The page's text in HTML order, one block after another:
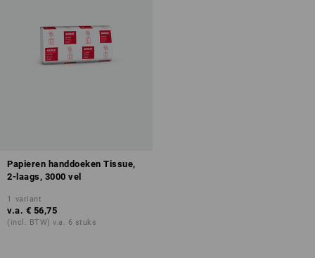
Papieren handdoeken Tissue,
2-laags, 3000 vel
1 variant
v.a. € 56,75
(incl. BTW) v.a. 6 stuks